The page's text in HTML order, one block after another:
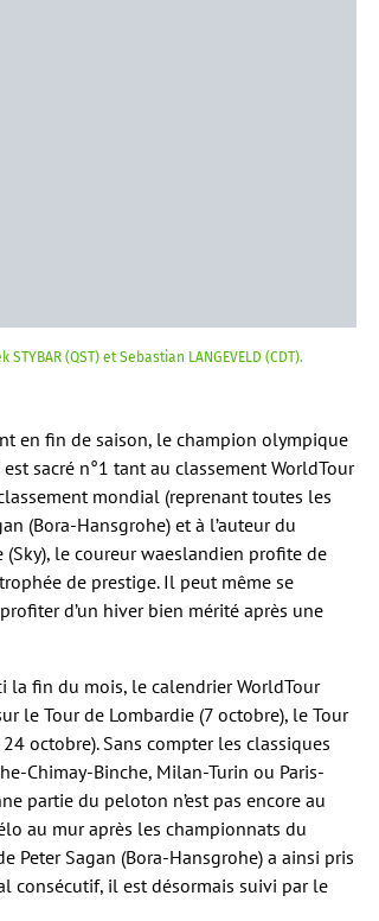
(QST) et Sebastian LANGEVELD (CDT).
en fin de saison, le champion olympique
sacré n°1 tant au classement WorldTour
mondial (reprenant toutes les
(Bora-Hansgrohe) et à l’auteur du
(Sky), le coureur waeslandien profite de
de prestige. Il peut même se
d’un hiver bien mérité après une
la fin du mois, le calendrier WorldTour
le Tour de Lombardie (7 octobre), le Tour
octobre). Sans compter les classiques
Chimay-Binche, Milan-Turin ou Paris-
partie du peloton n’est pas encore au
au mur après les championnats du
Peter Sagan (Bora-Hansgrohe) a ainsi pris
consécutif, il est désormais suivi par le